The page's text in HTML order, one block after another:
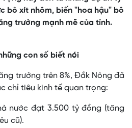
bô xít nhôm, biến "hoa hậu" bô
trưởng mạnh mẽ của tỉnh.
con số biết nói
trưởng trên 8%, Đắk Nông đã
chỉ tiêu kinh tế quan trọng:
nước đạt 3.500 tỷ đồng (tăng
cũ).